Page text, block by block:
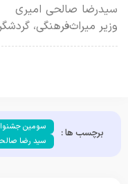
سیدرضا صالحی امیری
وزیر میراث‌فرهنگی،
برچسب ها :
سومین
سید رضا